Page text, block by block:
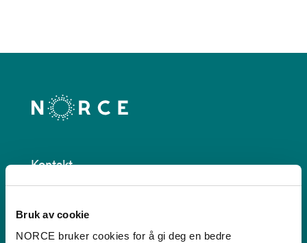
Bruk av cookie
NORCE bruker cookies for å gi deg en bedre
Kontakt
Nygårdstangen
5838 Bergen